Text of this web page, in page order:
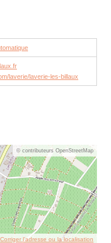
laverie/laverie-les-billaux
© contributeurs OpenStreetMap
Corriger l’adresse ou la localisation